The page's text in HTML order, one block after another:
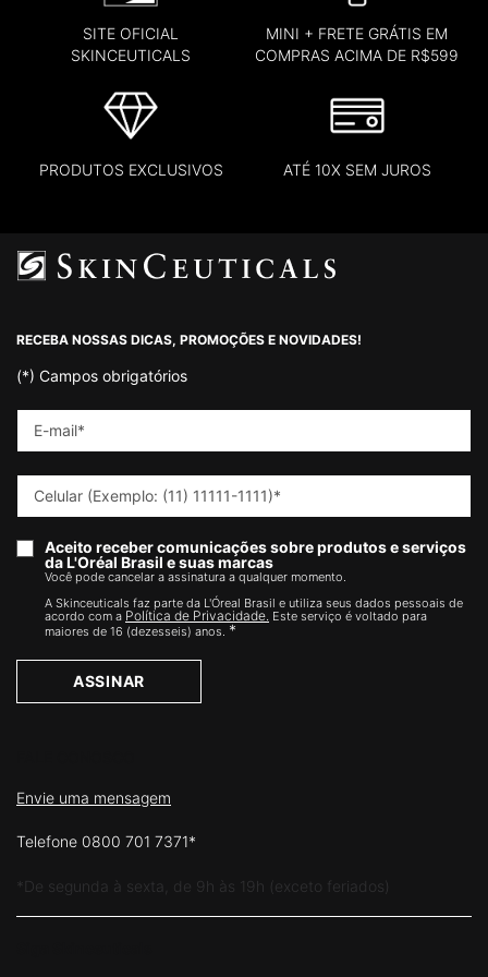
SITE OFICIAL
SKINCEUTICALS
MINI + FRETE GRÁTIS EM
COMPRAS ACIMA DE R$599
PRODUTOS EXCLUSIVOS ATÉ 10X SEM JUROS
RECEBA NOSSAS DICAS, PROMOÇÕES E NOVIDADES!
(*) Campos obrigatórios
E-mail*
Celular (Exemplo: (11) 11111-1111)*
Aceito receber comunicações sobre produtos e serviços
da L'Oréal Brasil e suas marcas
Você pode cancelar a assinatura a qualquer momento.​
A Skinceuticals faz parte da L'Óreal Brasil e utiliza seus dados pessoais de
acordo com a Política de Privacidade. Este serviço é voltado para
maiores de 16 (dezesseis) anos. *
ASSINAR
Envie uma mensagem
Telefone 0800 701 7371*
*De segunda à sexta, de 9h às 19h (exceto feriados)